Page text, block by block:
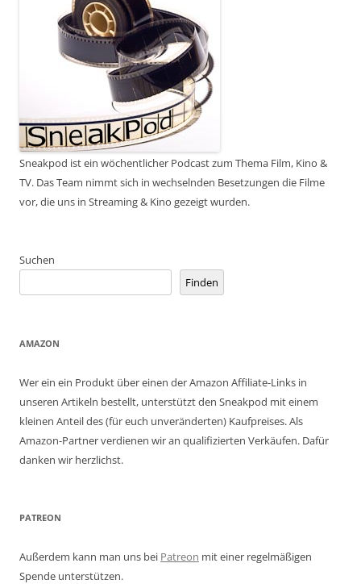
Sneakpod ist ein wöchentlicher Podcast zum Thema Film, Kino &
TV. Das Team nimmt sich in wechselnden Besetzungen die Filme
vor, die uns in Streaming & Kino gezeigt wurden.
Suchen
Finden
AMAZON
Wer ein ein Produkt über einen der Amazon Affiliate-Links in
unseren Artikeln bestellt, unterstützt den Sneakpod mit einem
kleinen Anteil des (für euch unveränderten) Kaufpreises. Als
Amazon-Partner verdienen wir an qualifizierten Verkäufen. Dafür
danken wir herzlichst.
PATREON
Außerdem kann man uns bei Patreon mit einer regelmäßigen
Spende unterstützen.